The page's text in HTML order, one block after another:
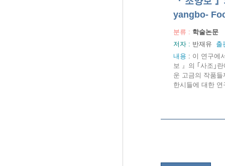
yangbo-
분류 : 학술논문
저자 : 반재유
출
내용 : 이 연구에
보 』의 ｢사조｣
운 고금의 작품
한시들에 대한